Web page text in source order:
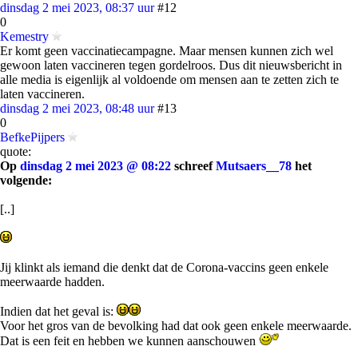
dinsdag 2 mei 2023, 08:37 uur #12
0
Kemestry
Er komt geen vaccinatiecampagne. Maar mensen kunnen zich wel
gewoon laten vaccineren tegen gordelroos. Dus dit nieuwsbericht in
alle media is eigenlijk al voldoende om mensen aan te zetten zich te
laten vaccineren.
dinsdag 2 mei 2023, 08:48 uur #13
0
BefkePijpers
quote:
Op dinsdag 2 mei 2023 @ 08:22 schreefMutsaers__78 het
volgende:
[..]
Jij klinkt als iemand die denkt dat de Corona-vaccins geen enkele
meerwaarde hadden.
Indien dat het geval is:
Voor het gros van de bevolking had dat ook geen enkele meerwaarde.
Dat is een feit en hebben we kunnen aanschouwen